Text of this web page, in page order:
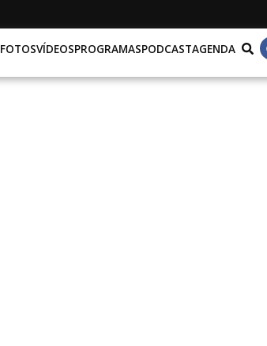
FOTOSVÍDEOSPROGRAMASPODCASTAGENDA